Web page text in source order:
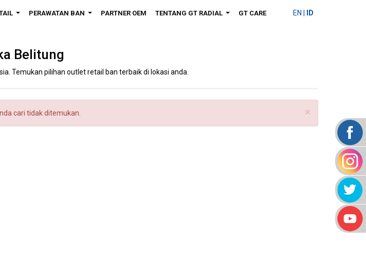
PERAWATAN BAN
PARTNER OEM
TENTANG GT RADIAL
GT CARE EN ID
Belitung
Temukan pilihan outlet retail ban terbaik di lokasi anda.
×
cari tidak ditemukan.